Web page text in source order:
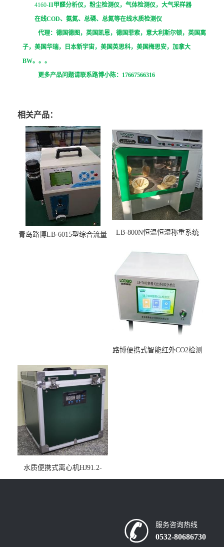
4160-II甲醛分析仪，粉尘检测仪，气体检测仪，大气采样器
在线COD、氨氮、总磷、总氮等在线水质检测仪
代理：德国德图，英国凯恩，德国菲索，意大利斯尔顿，英国离
子，美国华瑞，日本新宇宙，美国英思科，美国梅思安，加拿大
BW。。。
更多产品问题请联系路博小陈： 17667566316
相关产品：
青岛路博LB-6015型综合流量
LB-800N恒温恒湿称重系统
路博便携式智能红外CO2检测
水质便携式离心机HJ91.2-
2022地表水总磷监测内置有
服务咨询热线
0532-80686730